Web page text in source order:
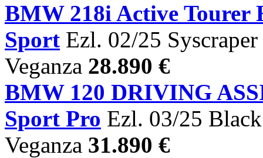
BMW 218i Active
Sport Ezl. 02/25
Veganza 28.890 €
BMW 120 DRIVING
Sport Pro Ezl. 03/25
Veganza 31.890 €